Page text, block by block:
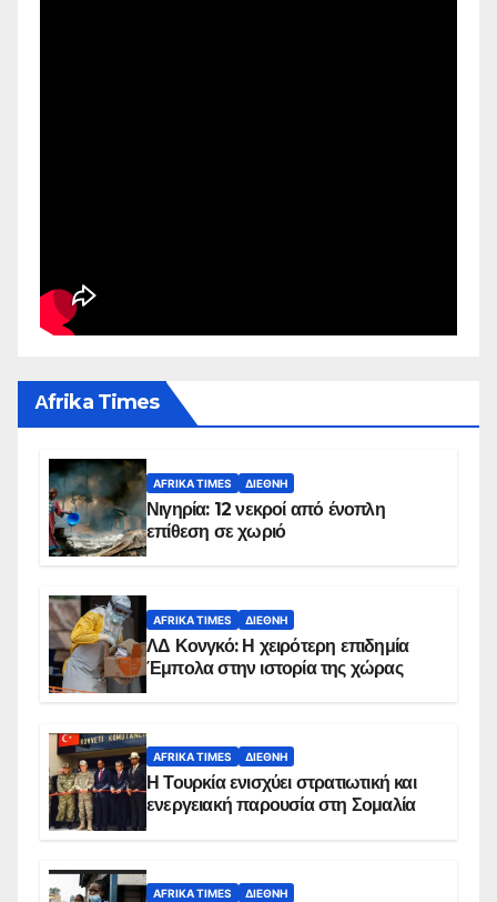
Αfrika Times
AFRIKA TIMES ΔΙΕΘΝΉ
Νιγηρία: 12 νεκροί από ένοπλη
επίθεση σε χωριό
AFRIKA TIMES ΔΙΕΘΝΉ
ΛΔ Κονγκό: Η χειρότερη επιδημία
Έμπολα στην ιστορία της χώρας
AFRIKA TIMES ΔΙΕΘΝΉ
Η Τουρκία ενισχύει στρατιωτική και
ενεργειακή παρουσία στη Σομαλία
AFRIKA TIMES ΔΙΕΘΝΉ